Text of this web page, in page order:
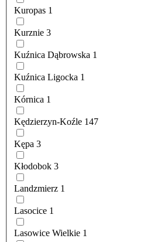
Kuropas 1
Kurznie 3
Kuźnica Dąbrowska 1
Kuźnica Ligocka 1
Kórnica 1
Kędzierzyn-Koźle 147
Kępa 3
Kłodobok 3
Landzmierz 1
Lasocice 1
Lasowice Wielkie 1